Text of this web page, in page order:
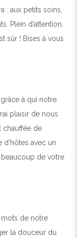
: aux petits soins,
Plein d’attention,
sûr ! Bises à vous
à qui notre
plaisir de nous
chauffée de
d'hôtes avec un
de votre
mots de notre
la douceur du